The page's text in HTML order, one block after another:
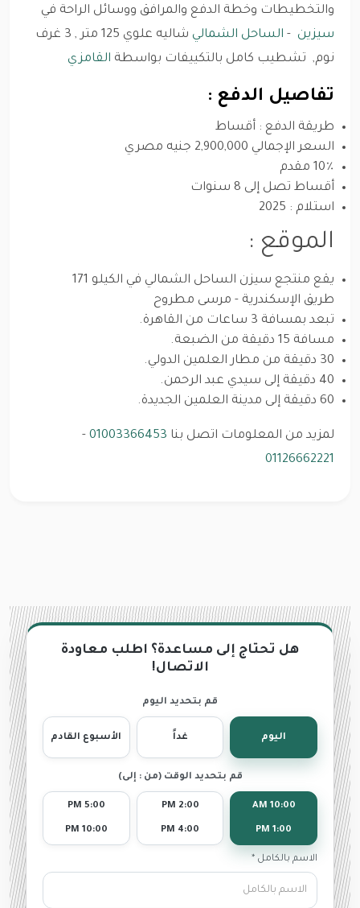
والتخطيطات وخطة الدفع والمرافق ووسائل الراحة في
سيزين - الساحل الشمالي
شاليه علوي 125 متر , 3 غرف
نوم, تشطيب كامل بالتكييفات بواسطة القامزي
تفاصيل الدفع :
طريقة الدفع : أقساط
السعر الإجمالي 2,900,000 جنيه مصري
10٪ مقدم
أقساط تصل إلى 8 سنوات
استلام : 2025
الموقع :
يقع منتجع سيزن الساحل الشمالي في الكيلو 171
طريق الإسكندرية - مرسى مطروح
تبعد بمسافة 3 ساعات من القاهرة.
مسافة 15 دقيقة من الضبعة.
30 دقيقة من مطار العلمين الدولي.
40 دقيقة إلى سيدي عبد الرحمن.
60 دقيقة إلى مدينة العلمين الجديدة.
لمزيد من المعلومات اتصل بنا 01003366453
-
01126662221
هل تحتاج إلى مساعدة؟ اطلب معاودة
الاتصال!
قم بتحديد اليوم
اليوم غداً الأسبوع القادم
قم بتحديد الوقت (من : إلى)
10:00 AM
1:00 PM
2:00 PM
4:00 PM
5:00 PM
10:00 PM
الاسم بالكامل *